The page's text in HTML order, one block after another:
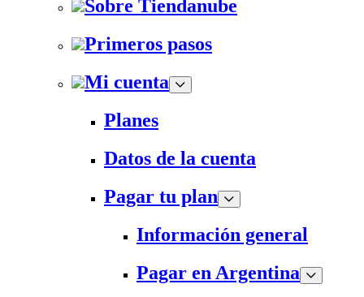
Sobre Tiendanube
Primeros pasos
Mi cuenta
Planes
Datos de la cuenta
Pagar tu plan
Información general
Pagar en Argentina